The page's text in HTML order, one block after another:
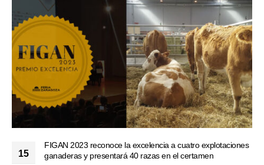
15
FIGAN 2023 reconoce la excelencia a cuatro explotaciones
ganaderas y presentará 40 razas en el certamen